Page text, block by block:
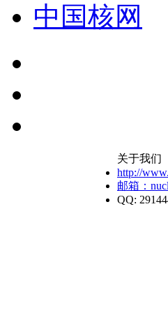
中国核网
关于我们
http://
邮箱：
QQ: